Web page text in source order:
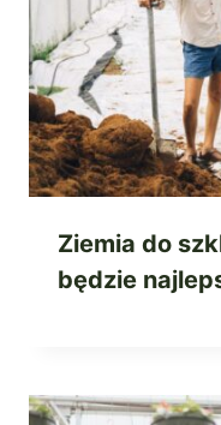
Ziemia do
będzie